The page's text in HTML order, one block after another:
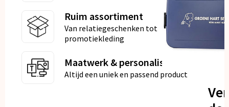
Ruim assortiment
Van relatiegeschenken tot
promotiekleding
Maatwerk & personalisatie
Altijd een uniek en passend product